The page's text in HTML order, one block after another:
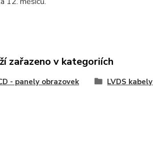
zařazeno v kategoriích
- panely obrazovek LVDS kabely